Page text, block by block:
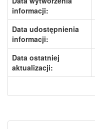
informacji:
Data udostępnienia
informacji:
Data ostatniej
aktualizacji: